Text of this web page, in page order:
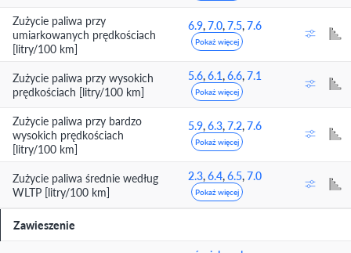
Zużycie paliwa przy
umiarkowanych prędkościach
[litry/100 km]
6.9,7.0,7.5,7.6
Pokaż więcej
Zużycie paliwa przy wysokich
prędkościach [litry/100 km]
5.6,6.1,6.6,7.1
Pokaż więcej
Zużycie paliwa przy bardzo
wysokich prędkościach
[litry/100 km]
5.9,6.3,7.2,7.6
Pokaż więcej
Zużycie paliwa średnie według
WLTP [litry/100 km]
2.3,6.4,6.5,7.0
Pokaż więcej
Zawieszenie